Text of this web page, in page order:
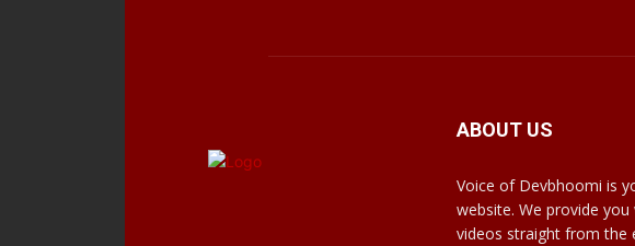
ABOUT US
Voice of Devbhoomi is
website. We provide
videos straight from the